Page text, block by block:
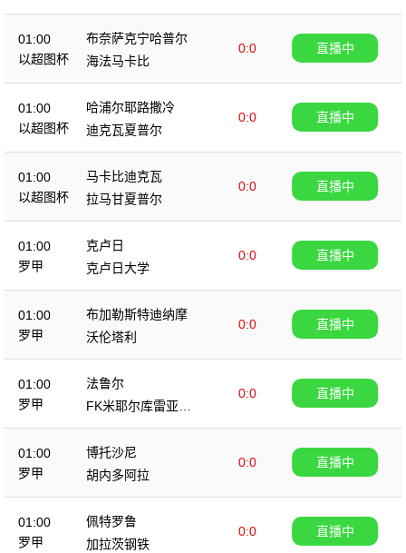
01:00
以超图杯
布奈萨克宁哈普尔
0:0
海法马卡比
直播中
01:00
以超图杯
哈浦尔耶路撒冷
0:0
迪克瓦夏普尔
直播中
01:00
以超图杯
马卡比迪克瓦
0:0
拉马甘夏普尔
直播中
01:00
罗甲
克卢日
0:0
克卢日大学
直播中
01:00
罗甲
布加勒斯特迪纳摩
0:0
沃伦塔利
直播中
01:00
罗甲
法鲁尔
0:0
FK米耶尔库雷亚丘
克
直播中
01:00
罗甲
博托沙尼
0:0
胡内多阿拉
直播中
01:00
罗甲
佩特罗鲁
0:0
加拉茨钢铁
直播中